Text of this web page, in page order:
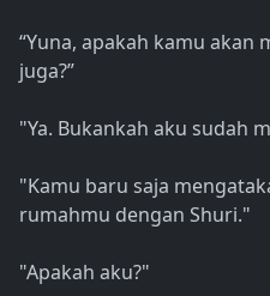
“Yuna, apakah kamu
juga?”
"Ya. Bukankah aku sudah
"Kamu baru saja
rumahmu dengan Shuri."
"Apakah aku?"